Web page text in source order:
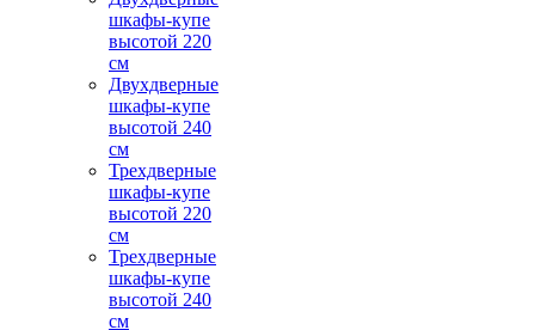
шкафы-купе
высотой 220
см
Двухдверные
шкафы-купе
высотой 240
см
Трехдверные
шкафы-купе
высотой 220
см
Трехдверные
шкафы-купе
высотой 240
см